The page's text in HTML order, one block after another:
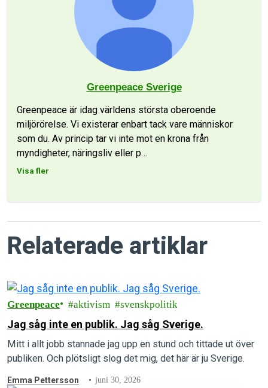
Greenpeace Sverige
Greenpeace är idag världens största oberoende
miljörörelse. Vi existerar enbart tack vare människor
som du. Av princip tar vi inte mot en krona från
myndigheter, näringsliv eller p…
Visa fler
Relaterade artiklar
Greenpeace aktivism svenskpolitik
Jag såg inte en publik. Jag såg Sverige.
Mitt i allt jobb stannade jag upp en stund och tittade ut över
publiken. Och plötsligt slog det mig, det här är ju Sverige.
Emma Pettersson juni 30, 2026